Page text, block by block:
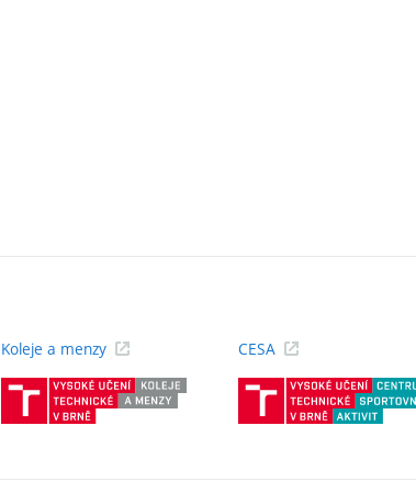
Koleje a menzy
(externí
CESA